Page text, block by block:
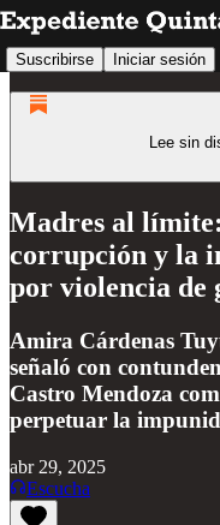
Suscribirse Iniciar sesión
Lee sin
Madres al
corrupción y la
por violencia de
Amira Cárdenas
señaló con
Castro Mendoza
perpetuar la
abr 29, 2025
Escucha